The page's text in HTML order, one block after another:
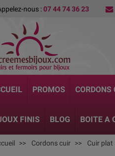
nous :07 44 74 36 23
PROMOS CORDONS
FINIS BLOG BOITE A
Cordons cuir Cuir plat